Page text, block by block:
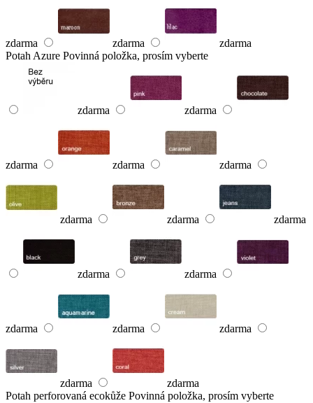
zdarma zdarma
zdarma
Potah Azure Povinná položka, prosím vyberte
zdarma zdarma
zdarma zdarma zdarma
zdarma zdarma zdarma
zdarma zdarma
zdarma zdarma zdarma
zdarma
zdarma
Potah perforovaná ecokůže Povinná položka, prosím vyberte